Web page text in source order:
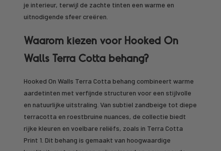
je interieur, terwijl de zachte tinten een warme en
uitnodigende sfeer creëren.
Waarom kiezen voor Hooked On
Walls Terra Cotta behang?
Hooked On Walls Terra Cotta behang combineert warme
aardetinten met verfijnde structuren voor een stijlvolle
en natuurlijke uitstraling. Van subtiel zandbeige tot diepe
terracotta en roestbruine nuances, de collectie biedt
rijke kleuren en voelbare reliëfs, zoals in Terra Cotta
Print 1. Dit behang is gemaakt van hoogwaardige